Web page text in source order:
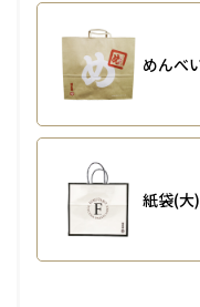
めんべ
紙袋(大)